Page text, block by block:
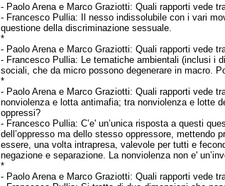
- Paolo Arena e Marco Graziotti:Quali rapporti vede
- Francesco Pullia:
Il nesso indissolubile con i vari
questione della discriminazione sessuale.
*
- Paolo Arena e Marco Graziotti:Quali rapporti vede
- Francesco Pullia: Le tematiche ambientali (inclusi i
sociali, che da micro possono degenerare in macro.
*
- Paolo Arena e Marco Graziotti:Quali rapporti vede
nonviolenza e lotta antimafia; tra nonviolenza e lotte
oppressi?
- Francesco Pullia:C’e' un’unica risposta a questi
dell’oppresso ma dello stesso oppressore, mettendo
essere, una volta intrapresa, valevole per tutti e
negazione e separazione. La nonviolenza non e'
*
- Paolo Arena e Marco Graziotti:Quali rapporti vede